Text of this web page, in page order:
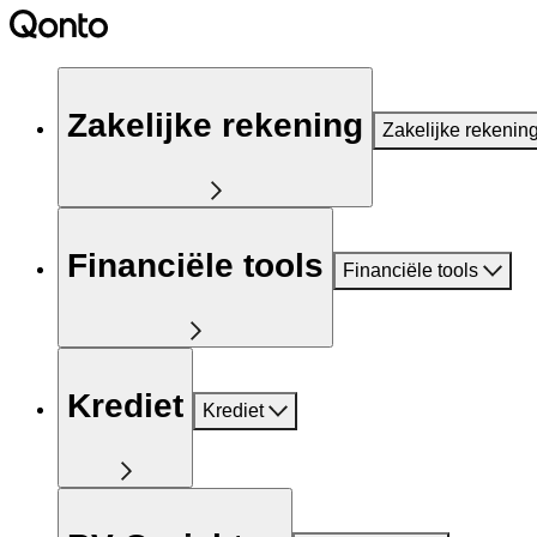
Zakelijke rekening Zakelijke
Financiële tools Financiële tools
Krediet Krediet